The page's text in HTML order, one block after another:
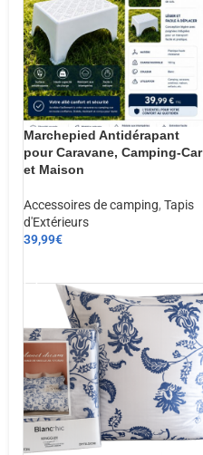
Marchepied Antidérapant
pour Caravane, Camping-Car
et Maison
Accessoires de camping, Tapis
d'Extérieurs
39,99€